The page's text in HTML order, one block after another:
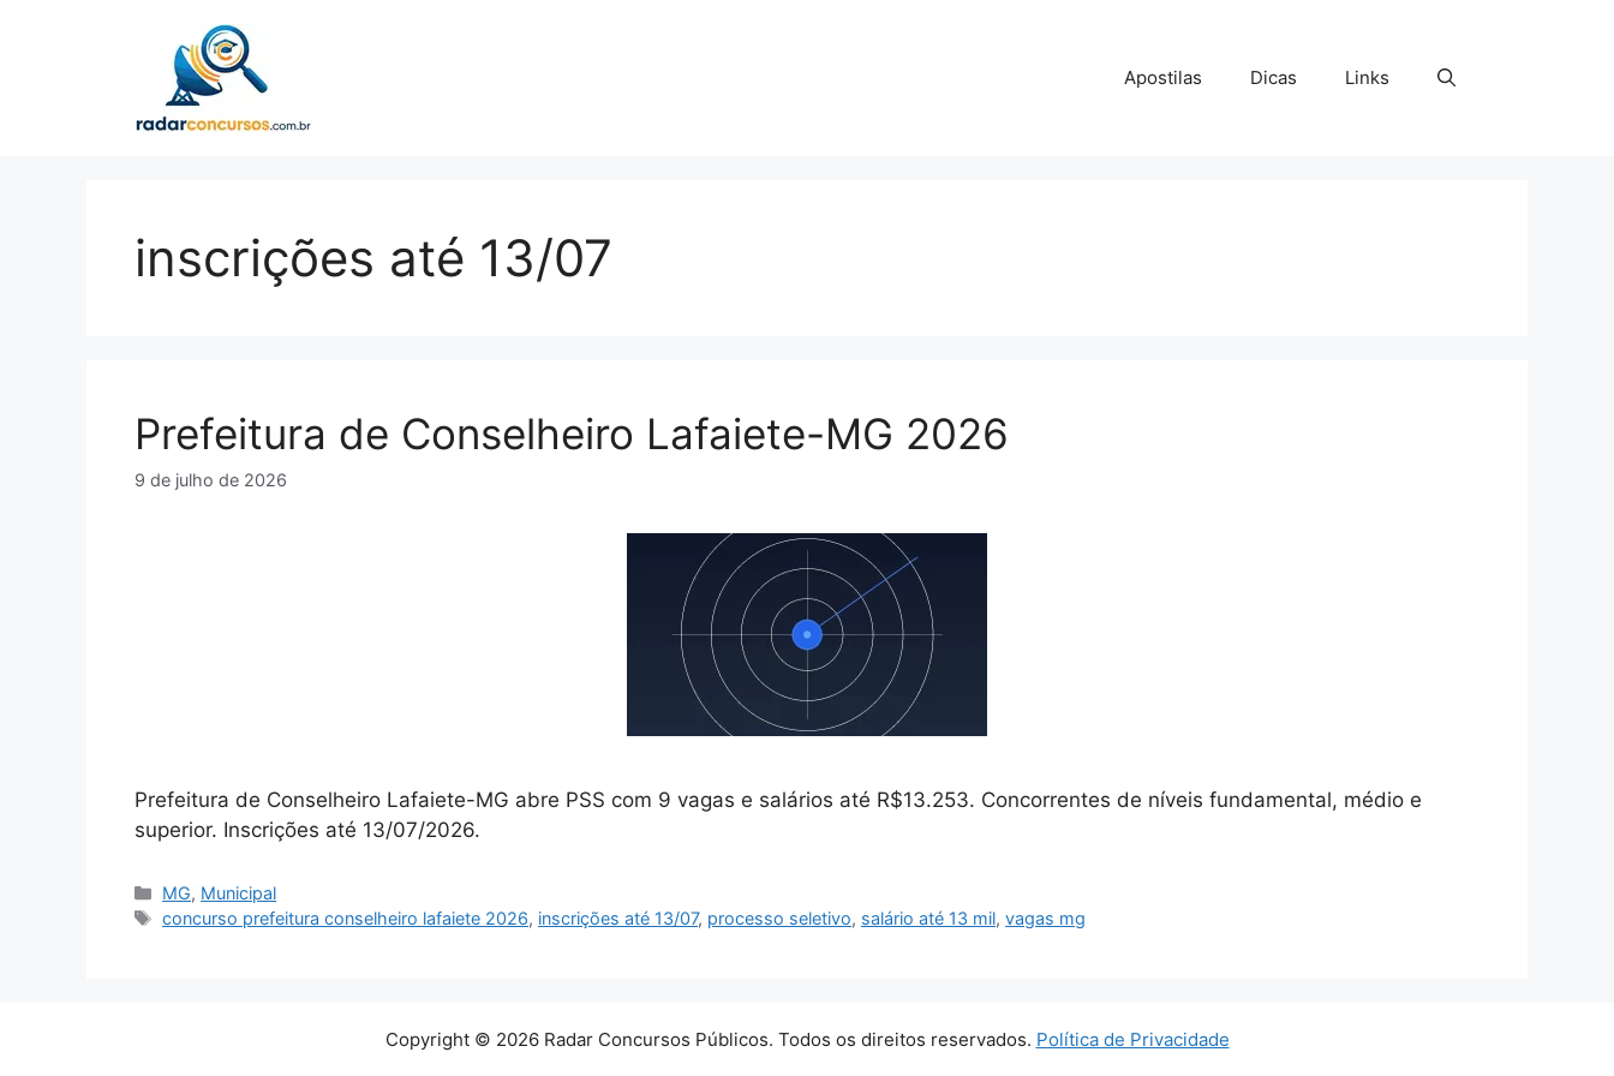
Apostilas Dicas Links
inscrições até 13/07
Prefeitura de Conselheiro Lafaiete-MG 2026
9 de julho de 2026
Prefeitura de Conselheiro Lafaiete-MG abre PSS com 9 vagas e salários até R$13.253. Concorrentes de níveis fundamental, médio e
superior. Inscrições até 13/07/2026.
Categorias
MG, Municipal
Tags
concurso prefeitura conselheiro lafaiete 2026, inscrições até 13/07, processo seletivo, salário até 13 mil,vagas mg
Copyright © 2026 Radar Concursos Públicos. Todos os direitos reservados. Política de Privacidade